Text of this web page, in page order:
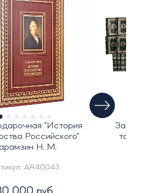
"История
Российского"
Н. М.
AR40043
томах